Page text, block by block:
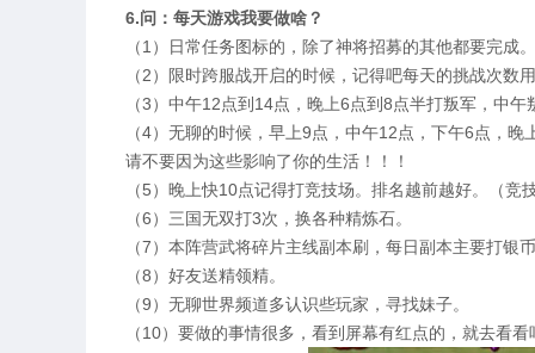
6.问：每天游戏我要做啥？
（1）日常任务图标的，除了神将招募的其他都要完成
（2）限时跨服战开启的时候，记得吧每天的挑战次数
（3）中午12点到14点，晚上6点到8点半打叛军，中
（4）无聊的时候，早上9点，中午12点，下午6点，
请不要因为这些影响了你的生活！！！
（5）晚上快10点记得打竞技场。排名越前越好。（
（6）三国无双打3次，换各种精炼石。
（7）本阵营武将碎片主线副本刷，每日副本主要打银
（8）好友送精领精。
（9）无聊世界频道多认识些玩家，寻找妹子。
（10）要做的事情很多，看到屏幕有红点的，就去看看